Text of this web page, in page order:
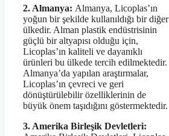
2. Almanya: Almanya, Licoplas’ın
yoğun bir şekilde kullanıldığı bir diğer
ülkedir. Alman plastik endüstrisinin
güçlü bir altyapısı olduğu için,
Licoplas’ın kaliteli ve dayanıklı
ürünleri bu ülkede tercih edilmektedir.
Almanya’da yapılan araştırmalar,
Licoplas’ın çevreci ve geri
dönüştürülebilir özelliklerinin de
büyük önem taşıdığını göstermektedir.
3. Amerika Birleşik Devletleri: